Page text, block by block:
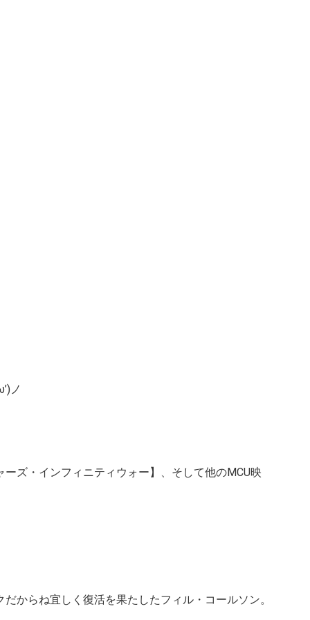
ノ
ズ・インフィニティウォー】、そして他のMCU映
からね宜しく復活を果たしたフィル・コールソン。